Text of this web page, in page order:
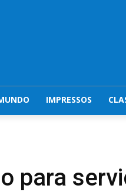
IMPRESSOS
para